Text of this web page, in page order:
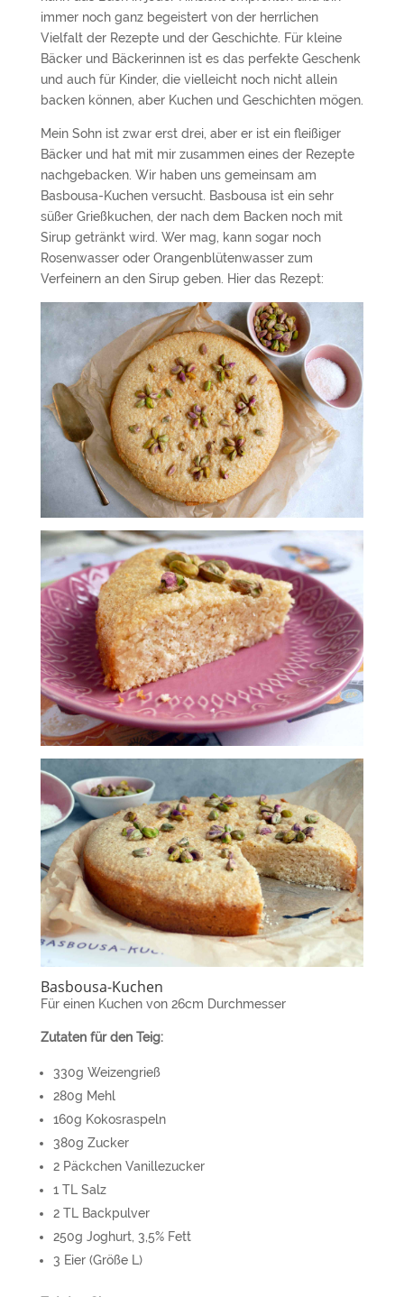
immer noch ganz begeistert von der herrlichen
Vielfalt der Rezepte und der Geschichte. Für kleine
Bäcker und Bäckerinnen ist es das perfekte Geschenk
und auch für Kinder, die vielleicht noch nicht allein
backen können, aber Kuchen und Geschichten mögen.
Mein Sohn ist zwar erst drei, aber er ist ein fleißiger
Bäcker und hat mit mir zusammen eines der Rezepte
nachgebacken. Wir haben uns gemeinsam am
Basbousa-Kuchen versucht. Basbousa ist ein sehr
süßer Grießkuchen, der nach dem Backen noch mit
Sirup getränkt wird. Wer mag, kann sogar noch
Rosenwasser oder Orangenblütenwasser zum
Verfeinern an den Sirup geben. Hier das Rezept:
Basbousa-Kuchen
Für einen Kuchen von 26cm Durchmesser
Zutaten für den Teig:
330g Weizengrieß
280g Mehl
160g Kokosraspeln
380g Zucker
2 Päckchen Vanillezucker
1 TL Salz
2 TL Backpulver
250g Joghurt, 3,5% Fett
3 Eier (Größe L)